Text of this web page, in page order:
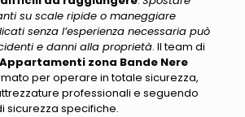
su scale ripide o maneggiare
senza l’esperienza necessaria può
e danni alla proprietà. Il team di
zona Bande Nere
per operare in totale sicurezza,
professionali e seguendo
sicurezza specifiche.